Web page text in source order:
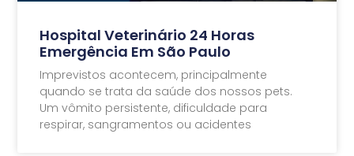
Hospital Veterinário 24 Horas
Emergência Em São Paulo
Imprevistos acontecem, principalmente
quando se trata da saúde dos nossos pets.
Um vômito persistente, dificuldade para
respirar, sangramentos ou acidentes